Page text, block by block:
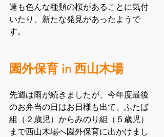
達も色んな種類の桜があることに気付
いたり、新たな発見があったようで
す。
園外保育 in 西山木場
先週は雨が続きましたが、今年度最後
のお弁当の日はお日様も出て、ふたば
組（２歳児）からみのり組（５歳児）
まで西山木場へ園外保育に出かけまし